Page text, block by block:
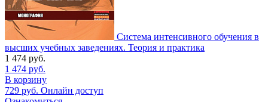
Система интенсивного обучения в
высших учебных заведениях. Теория и практика
1 474 руб.
1 474 руб.
В корзину
729 руб. Онлайн доступ